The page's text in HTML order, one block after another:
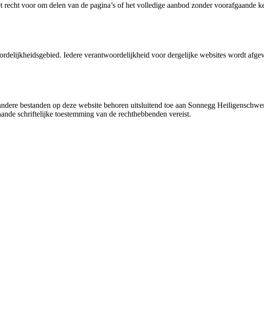
voor om delen van de pagina’s of het volledige aanbod zonder voorafgaande
Iedere verantwoordelijkheid voor dergelijke websites wordt
bestanden op deze website behoren uitsluitend toe aan Sonnegg
schriftelijke toestemming van de rechthebbenden vereist.